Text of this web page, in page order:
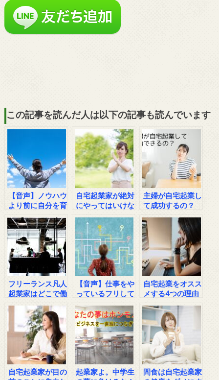
この記事を読んだ人は以下の記事も読んでいます
【音声】ノウハウ
より前に自分を育
自宅起業家が絶対
にやってはいけな
主婦が自宅起業し
て成功するの？
フリーランス凡人
起業家はどこで働
【音声】仕事をや
っているフリして
自宅起業をオスス
メする4つの理由
自宅起業家が目の
起業家よ。中学生
間食は自宅起業家